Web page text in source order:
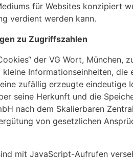
für Websites konzipiert
verdient werden kann.
zu Zugriffszahlen
der VG Wort,
Informationseinheiten,
zufällig erzeugte eindeutige
seine Herkunft und die
nach dem Skalierbaren
von gesetzlichen
mit JavaScript-Aufrufen